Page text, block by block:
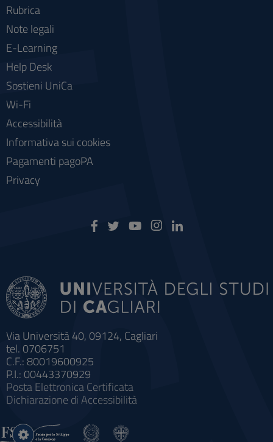
Via Università 40, 09124, Cagliari
tel. 0706751
C.F.: 80019600925
P.I.: 00443370929
Posta Elettronica Certificata
Dichiarazione di Accessibilità
Rubrica
Note legali
E-Learning
Help Desk
Sostieni UniCa
Wi-Fi
Accessibilità
Informativa sui cookies
Pagamenti pagoPA
Privacy
Impostazioni